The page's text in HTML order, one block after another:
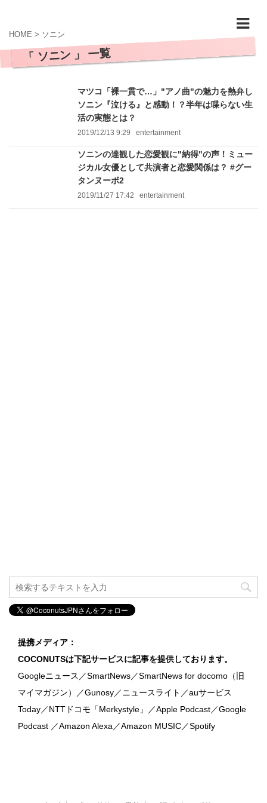
HOME > ソニン
「 ソニン 」 一覧
マツコ「裸一貫で…」"アノ曲"の魅力を熱弁し
ソニン『泣ける』と感動！？半年は喋らない生
活の実態とは？
2019/12/13 9:29 entertainment
ソニンの達観した恋愛観に"納得"の声！ミュー
ジカル女優として共演者と恋愛関係は？ #グー
タンヌーボ2
2019/11/27 17:42 entertainment
提携メディア：
COCONUTSは下記サービスに記事を提供しております。
Googleニュース／SmartNews／SmartNews for docomo（旧
マイマガジン）／Gunosy／ニュースライト／auサービス
Today／NTTドコモ「Merkystyle」／Apple Podcast／Google
Podcast ／Amazon Alexa／Amazon MUSIC／Spotify